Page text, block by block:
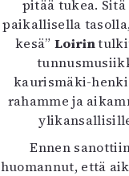
pitää tukea.
paikallisella
kesä”Loirin
kaurismäki-
rahamme ja
Ennen
huomannut, että